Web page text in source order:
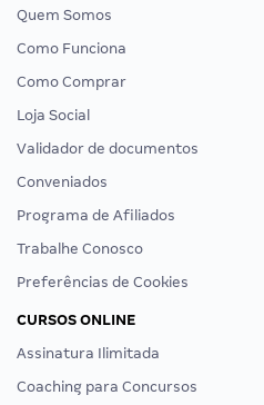
Quem Somos
Como Funciona
Como Comprar
Loja Social
Validador de documentos
Conveniados
Programa de Afiliados
Trabalhe Conosco
Preferências de Cookies
CURSOS ONLINE
Assinatura Ilimitada
Coaching para Concursos